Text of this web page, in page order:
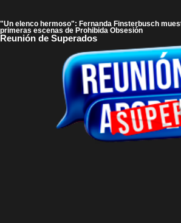
"Un elenco hermoso": Fernanda Finsterbusch
primeras escenas de Prohibida Obsesión
Reunión de Superados